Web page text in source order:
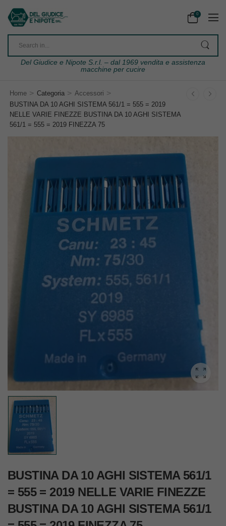
0
Del Giudice e Nipote S.r.l. – dal 1969 vendita e assistenza
macchine per cucire
Home > Categoria > Accessori >
BUSTINA DA 10 AGHI SISTEMA 561/1 = 555 = 2019
NELLE VARIE FINEZZE BUSTINA DA 10 AGHI SISTEMA
561/1 = 555 = 2019 FINEZZA 75
BUSTINA DA 10 AGHI SISTEMA 561/1
= 555 = 2019 NELLE VARIE FINEZZE
BUSTINA DA 10 AGHI SISTEMA 561/1